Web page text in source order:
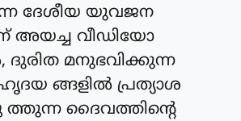
ദേശീയ യുവജന
അയച്ച വീഡിയോ
ദുരിത മനുഭവിക്കുന്ന
ങ്ങളില്‍ പ്രത്യാശ
ദൈവത്തിന്റെ